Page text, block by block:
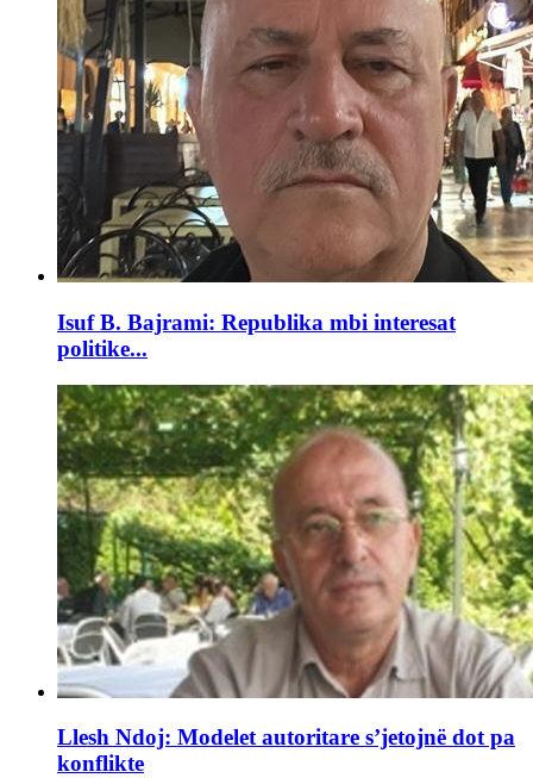
Isuf B. Bajrami: Republika mbi interesat
politike...
Llesh Ndoj: Modelet autoritare s’jetojnë dot pa
konflikte